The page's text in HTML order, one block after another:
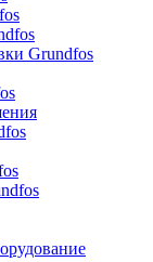
Grundfos